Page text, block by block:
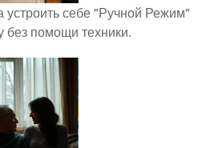
устроить себе "Ручной Режим"
без помощи техники.